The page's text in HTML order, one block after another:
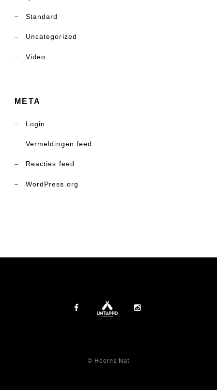
Standard
Uncategorized
Video
META
Login
Vermeldingen feed
Reacties feed
WordPress.org
© Hoorns Nat